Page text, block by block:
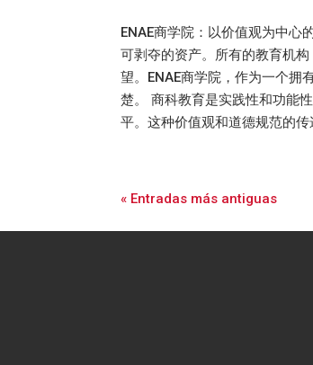
ENAE商学院：以价值观为中心
可剥夺的资产。所有的教育机
望。ENAE商学院，作为一个拥
楚。 商科教育是实践性和功能
平。这种价值观和道德规范的
« Entradas más antiguas